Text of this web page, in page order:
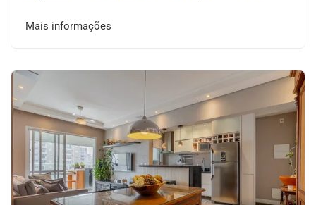
Mais informações